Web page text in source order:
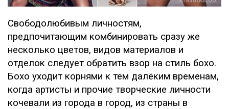
Свободолюбивым личностям,
предпочитающим комбинировать сразу же
несколько цветов, видов материалов и
отделок следует обратить взор на стиль бохо.
Бохо уходит корнями к тем далёким временам,
когда артисты и прочие творческие личности
кочевали из города в город, из страны в